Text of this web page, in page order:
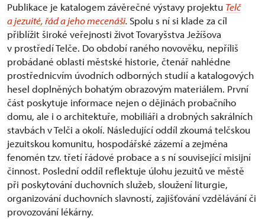
Publikace je katalogem závěrečné výstavy projektu Telč
a jezuité, řád a jeho mecenáši. Spolu s ní si klade za cíl
přiblížit široké veřejnosti život Tovaryšstva Ježíšova
v prostředí Telče. Do období raného novověku, nepříliš
probádané oblasti městské historie, čtenář nahlédne
prostřednicvím úvodních odborných studií a katalogových
hesel doplněných bohatým obrazovým materiálem. První
část poskytuje informace nejen o dějinách probačního
domu, ale i o architektuře, mobiliáři a drobných sakrálních
stavbách v Telči a okolí. Následující oddíl zkoumá telčskou
jezuitskou komunitu, hospodářské zázemí a zejména
fenomén tzv. třetí řádové probace a s ní související misijní
činnost. Poslední oddíl reflektuje úlohu jezuitů ve městě
při poskytování duchovních služeb, sloužení liturgie,
organizování duchovních slavností, zajišťování vzdělávání či
provozování lékárny.